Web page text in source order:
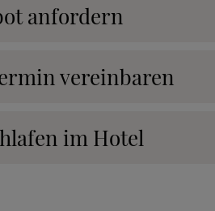
anfordern
vereinbaren
im Hotel